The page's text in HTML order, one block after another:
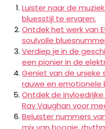
Luister naar de
bluesstijl te ervaren.
Ontdek het werk van
soulvolle
Verdiep je in de
een pionier in de
Geniet van de unieke
rauwe en emotionele
Ontdek de
Ray Vaughan voor
Beluister nummers